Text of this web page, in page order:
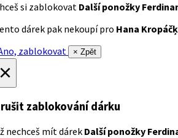
si zablokovat Další ponožky
dárek pak nekoupí pro Hana
zablokovat
× Zpět
zablokování dárku
nechceš mít dárek Další ponožky